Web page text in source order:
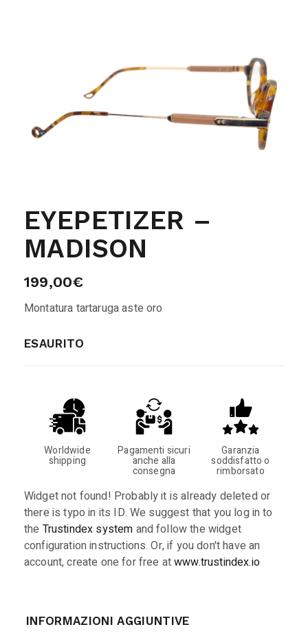
EYEPETIZER –
MADISON
199,00€
Montatura tartaruga aste oro
ESAURITO
Worldwide
shipping
Pagamenti sicuri
anche alla
consegna
Garanzia
soddisfatto o
rimborsato
Widget not found! Probably it is already deleted or
there is typo in its ID. We suggest that you log in to
the Trustindex system and follow the widget
configuration instructions. Or, if you don't have an
account, create one for free atwww.trustindex.io
INFORMAZIONI AGGIUNTIVE